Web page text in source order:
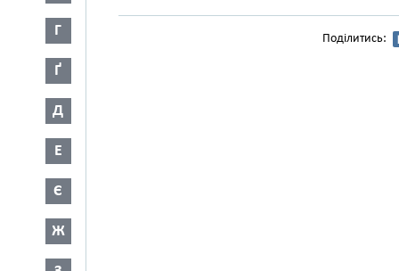
Г
Ґ
Д
Е
Є
Ж
Поділитись: